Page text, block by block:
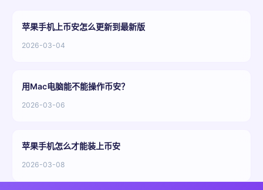
苹果手机上币安怎么更新到最新版
2026-03-04
用Mac电脑能不能操作币安？
2026-03-06
苹果手机怎么才能装上币安
2026-03-08